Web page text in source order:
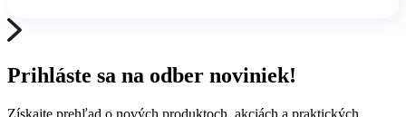
Prihláste sa na odber noviniek!
Získajte prehľad o nových produktoch, akciách a praktických